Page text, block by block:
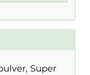
Super